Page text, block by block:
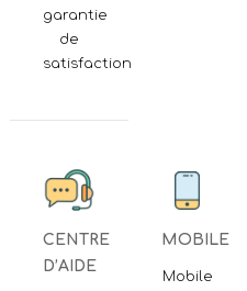
garantie
de
satisfaction
CENTRE
D’AIDE
MOBILE
Mobile